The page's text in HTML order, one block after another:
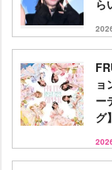
ら
ョ
ー
グ】